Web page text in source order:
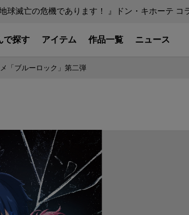
球滅亡の危機であります！ 』ドン・キホーテ コ
で探す アイテム 作品一覧 ニュース
「ブルーロック」第二弾